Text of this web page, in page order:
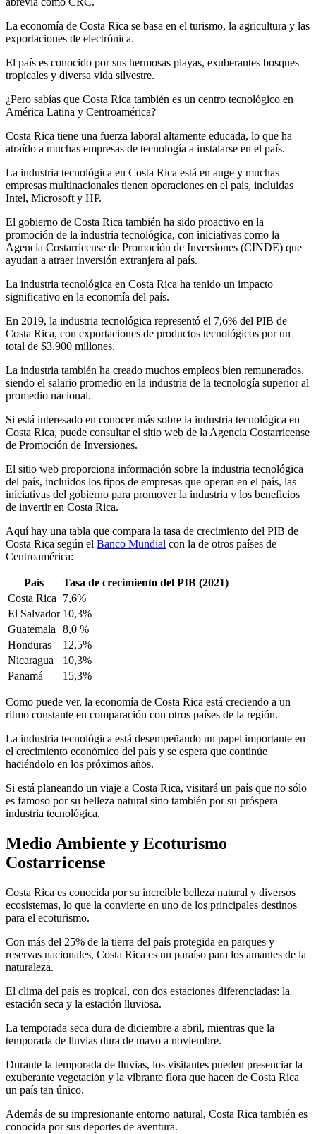
La economía de Costa Rica se basa en el turismo, la agricultura y las
exportaciones de electrónica.
El país es conocido por sus hermosas playas, exuberantes bosques
tropicales y diversa vida silvestre.
¿Pero sabías que Costa Rica también es un centro tecnológico en
América Latina y Centroamérica?
Costa Rica tiene una fuerza laboral altamente educada, lo que ha
atraído a muchas empresas de tecnología a instalarse en el país.
La industria tecnológica en Costa Rica está en auge y muchas
empresas multinacionales tienen operaciones en el país, incluidas
Intel, Microsoft y HP.
El gobierno de Costa Rica también ha sido proactivo en la
promoción de la industria tecnológica, con iniciativas como la
Agencia Costarricense de Promoción de Inversiones (CINDE) que
ayudan a atraer inversión extranjera al país.
La industria tecnológica en Costa Rica ha tenido un impacto
significativo en la economía del país.
En 2019, la industria tecnológica representó el 7,6% del PIB de
Costa Rica, con exportaciones de productos tecnológicos por un
total de $3.900 millones.
La industria también ha creado muchos empleos bien remunerados,
siendo el salario promedio en la industria de la tecnología superior al
promedio nacional.
Si está interesado en conocer más sobre la industria tecnológica en
Costa Rica, puede consultar el sitio web de la Agencia Costarricense
de Promoción de Inversiones.
El sitio web proporciona información sobre la industria tecnológica
del país, incluidos los tipos de empresas que operan en el país, las
iniciativas del gobierno para promover la industria y los beneficios
de invertir en Costa Rica.
Aquí hay una tabla que compara la tasa de crecimiento del PIB de
Costa Rica según el Banco Mundial con la de otros países de
Centroamérica:
País
Tasa de crecimiento del PIB (2021)
Costa Rica
7,6%
El Salvador 10,3%
Guatemala
8,0 %
Honduras
12,5%
Nicaragua
10,3%
Panamá
15,3%
Como puede ver, la economía de Costa Rica está creciendo a un
ritmo constante en comparación con otros países de la región.
La industria tecnológica está desempeñando un papel importante en
el crecimiento económico del país y se espera que continúe
haciéndolo en los próximos años.
Si está planeando un viaje a Costa Rica, visitará un país que no sólo
es famoso por su belleza natural sino también por su próspera
industria tecnológica.
Medio Ambiente y Ecoturismo
Costarricense
Costa Rica es conocida por su increíble belleza natural y diversos
ecosistemas, lo que la convierte en uno de los principales destinos
para el ecoturismo.
Con más del 25% de la tierra del país protegida en parques y
reservas nacionales, Costa Rica es un paraíso para los amantes de la
naturaleza.
El clima del país es tropical, con dos estaciones diferenciadas: la
estación seca y la estación lluviosa.
La temporada seca dura de diciembre a abril, mientras que la
temporada de lluvias dura de mayo a noviembre.
Durante la temporada de lluvias, los visitantes pueden presenciar la
exuberante vegetación y la vibrante flora que hacen de Costa Rica
un país tan único.
Además de su impresionante entorno natural, Costa Rica también es
conocida por sus deportes de aventura.